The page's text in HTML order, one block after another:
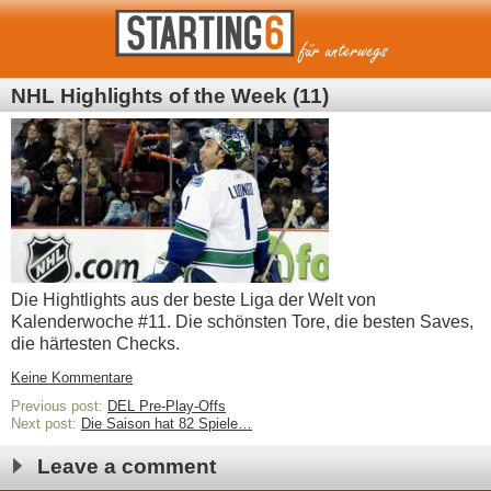
NHL Highlights of the Week (11)
Die Hightlights aus der beste Liga der Welt von
Kalenderwoche #11. Die schönsten Tore, die besten Saves,
die härtesten Checks.
Keine Kommentare
Previous post: DEL Pre-Play-Offs
Next post: Die Saison hat 82 Spiele…
Leave a comment